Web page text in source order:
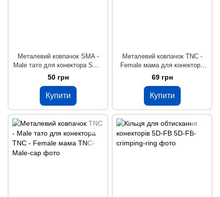
Металевий ковпачок SMA -
Male тато для конектора SMA
- Female мама
50 грн
Купити
Металевий ковпачок TNC -
Female мама для конектора
TNC - Male тато
69 грн
Купити